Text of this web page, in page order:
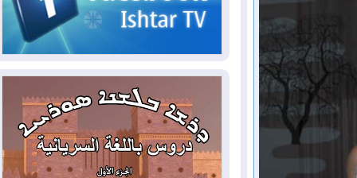
2026-08-07الاستخبارات الأميركية: بوتين
قد يختبر تماسك الناتو بهجوم محدود
"إدارة الدولة": أكدنا دعم تنفيذ البرنامج
الحكومي وأهمية حصر السلاح
2026-08-06ائتلاف ادارة الدولة: من
يقومون بسلوك يهدد امن البلاد خارجون عن
القانون يجب محاربتهم